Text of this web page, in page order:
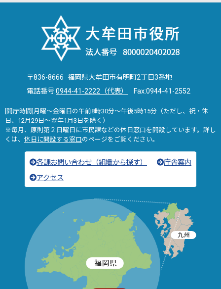
〒836-8666 福岡県大牟田市有明町2丁目3番地
電話番号:0944-41-2222（代表） Fax:0944-41-2552
[開庁時間]月曜～金曜日の午前8時30分～午後5時15分（ただし、祝・休
日、12月29日～翌年1月3日を除く）
※毎月、原則第２日曜日に市民課などの休日窓口を開設しています。詳し
くは、 休日に開設する窓口のページをご覧ください。
各課お問い合わせ（組織から探す）
庁舎案内
アクセス